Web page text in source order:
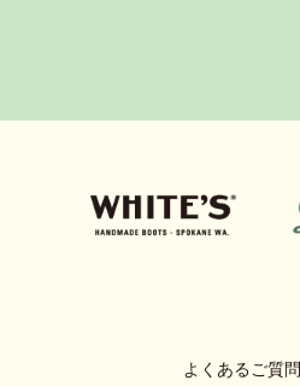
よくあるご質問